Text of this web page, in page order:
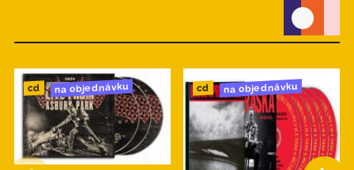
cd na objednávku cd na objednávku